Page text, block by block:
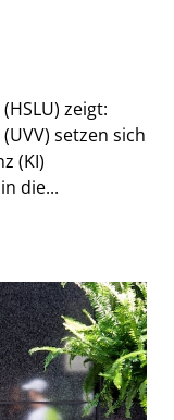
zeigt:
setzen sich
(KI)
die...